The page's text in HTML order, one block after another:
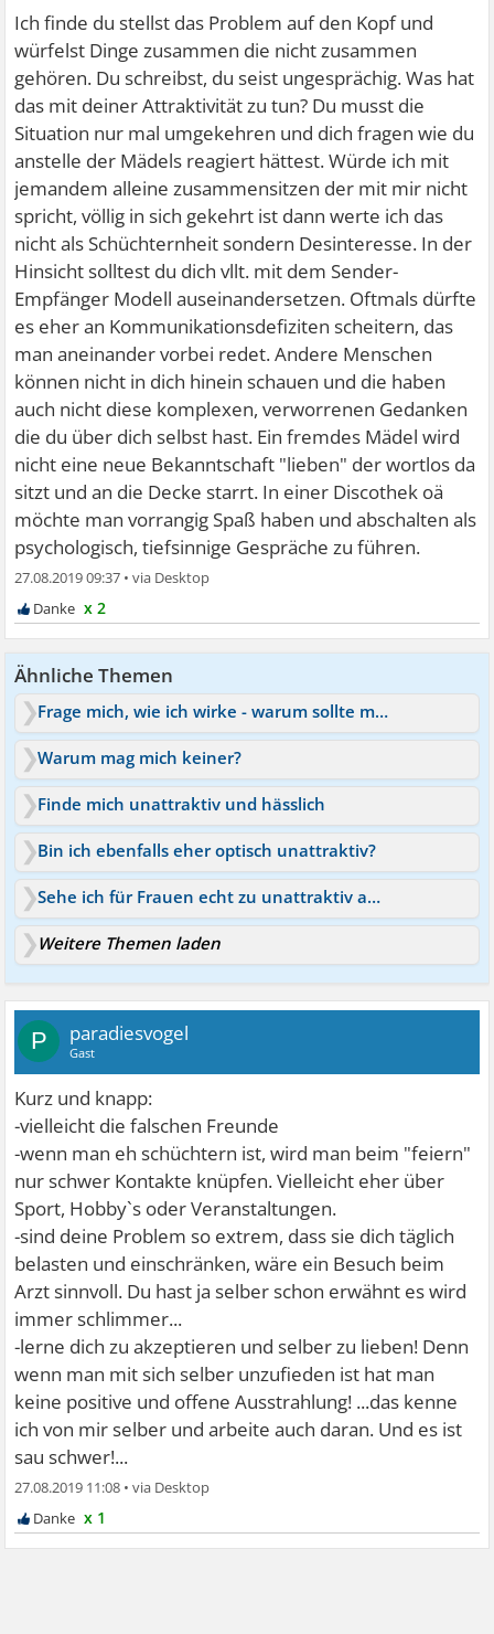
Ich finde du stellst das Problem auf den Kopf und
würfelst Dinge zusammen die nicht zusammen
gehören. Du schreibst, du seist ungesprächig. Was hat
das mit deiner Attraktivität zu tun? Du musst die
Situation nur mal umgekehren und dich fragen wie du
anstelle der Mädels reagiert hättest. Würde ich mit
jemandem alleine zusammensitzen der mit mir nicht
spricht, völlig in sich gekehrt ist dann werte ich das
nicht als Schüchternheit sondern Desinteresse. In der
Hinsicht solltest du dich vllt. mit dem Sender-
Empfänger Modell auseinandersetzen. Oftmals dürfte
es eher an Kommunikationsdefiziten scheitern, das
man aneinander vorbei redet. Andere Menschen
können nicht in dich hinein schauen und die haben
auch nicht diese komplexen, verworrenen Gedanken
die du über dich selbst hast. Ein fremdes Mädel wird
nicht eine neue Bekanntschaft "lieben" der wortlos da
sitzt und an die Decke starrt. In einer Discothek oä
möchte man vorrangig Spaß haben und abschalten als
psychologisch, tiefsinnige Gespräche zu führen.
27.08.2019 09:37 •
x 2
Ähnliche Themen
Frage mich, wie ich wirke - warum sollte man mich mögen?
Warum mag mich keiner?
Finde mich unattraktiv und hässlich
Bin ich ebenfalls eher optisch unattraktiv?
Sehe ich für Frauen echt zu unattraktiv aus?
Weitere Themen laden
P paradiesvogel
Gast
Kurz und knapp:
-vielleicht die falschen Freunde
-wenn man eh schüchtern ist, wird man beim "feiern"
nur schwer Kontakte knüpfen. Vielleicht eher über
Sport, Hobby`s oder Veranstaltungen.
-sind deine Problem so extrem, dass sie dich täglich
belasten und einschränken, wäre ein Besuch beim
Arzt sinnvoll. Du hast ja selber schon erwähnt es wird
immer schlimmer...
-lerne dich zu akzeptieren und selber zu lieben! Denn
wenn man mit sich selber unzufieden ist hat man
keine positive und offene Ausstrahlung! ...das kenne
ich von mir selber und arbeite auch daran. Und es ist
sau schwer!...
27.08.2019 11:08 •
x 1